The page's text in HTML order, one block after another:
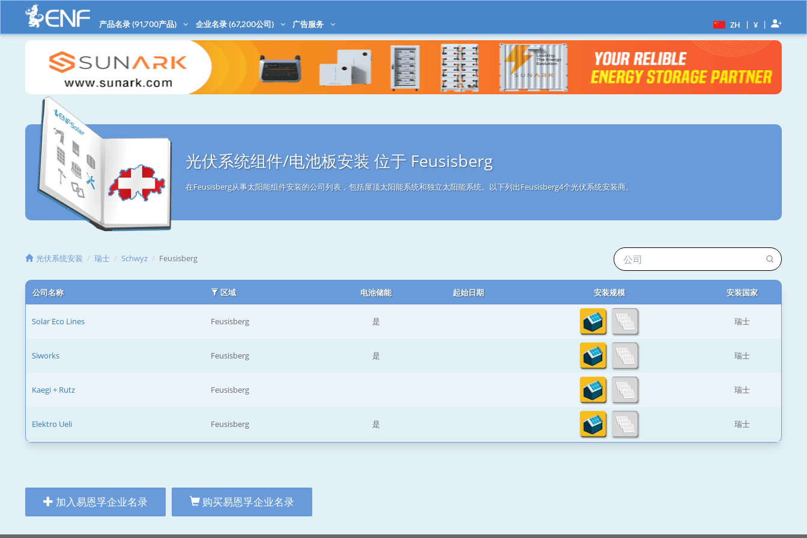
产品名录 (91,700产品) 企业名录 (67,200公司) 广告服务 ZH | ¥ |
光伏系统组件/电池板安装 位于 Feusisberg
在Feusisberg从事太阳能组件安装的公司列表，包括屋顶太阳能系统和独立太阳能系统。以下列出Feusisberg4个光伏系统安装商。
光伏系统安装 瑞士 Schwyz Feusisberg
公司名称 区域 电池储能 起始日期 安装规模 安装国家
Solar Eco Lines Feusisberg 是 瑞士
Siworks Feusisberg 是 瑞士
Kaegi + Rutz Feusisberg 瑞士
Elektro Ueli Feusisberg 是 瑞士
加入易恩孚企业名录 购买易恩孚企业名录